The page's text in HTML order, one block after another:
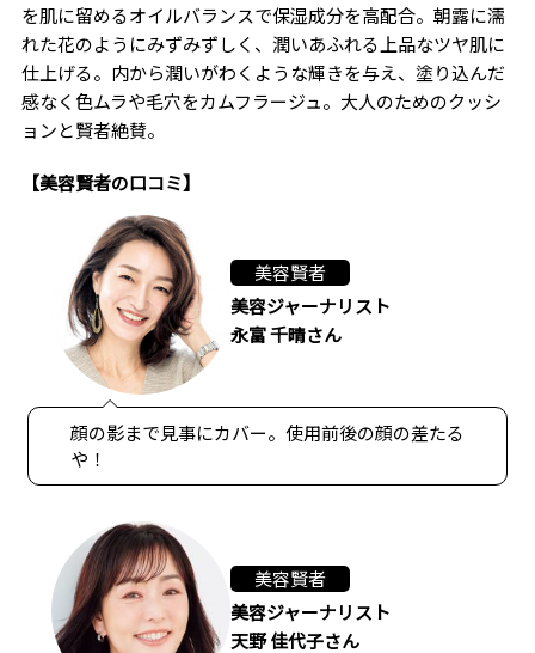
を肌に留めるオイルバランスで保湿成分を高配合。朝露に濡
れた花のようにみずみずしく、潤いあふれる上品なツヤ肌に
仕上げる。内から潤いがわくような輝きを与え、塗り込んだ
感なく色ムラや毛穴をカムフラージュ。大人のためのクッシ
ョンと賢者絶賛。
【美容賢者の口コミ】
美容賢者
美容ジャーナリスト
永富 千晴さん
顔の影まで見事にカバー。使用前後の顔の差たる
や！
美容賢者
美容ジャーナリスト
天野 佳代子さん